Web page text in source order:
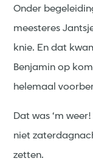
Onder
meesteres
knie. En dat
Benjamin op
helemaal
Dat was ‘m
niet
zetten.